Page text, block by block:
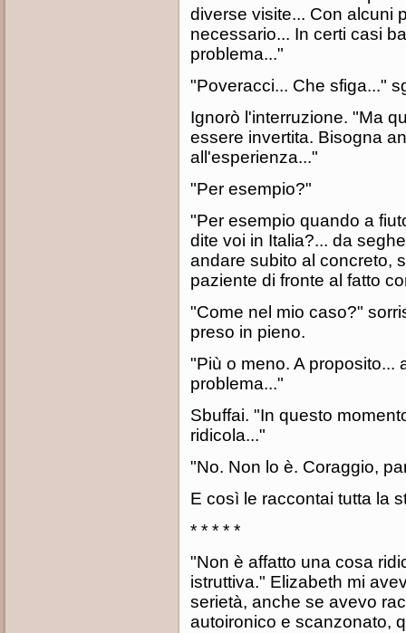
diverse visite... Con alcuni
necessario... In certi casi
problema..."
"Poveracci... Che sfiga..."
Ignorò l'interruzione. "Ma
essere invertita. Bisogna
all'esperienza..."
"Per esempio?"
"Per esempio quando a
dite voi in Italia?... da
andare subito al concreto,
paziente di fronte al fatto
"Come nel mio caso?"
preso in pieno.
"Più o meno. A proposito...
problema..."
Sbuffai. "In questo
ridicola..."
"No. Non lo è. Coraggio,
E così le raccontai tutta la
* * * * *
"Non è affatto una cosa
istruttiva." Elizabeth mi
serietà, anche se avevo
autoironico e scanzonato,